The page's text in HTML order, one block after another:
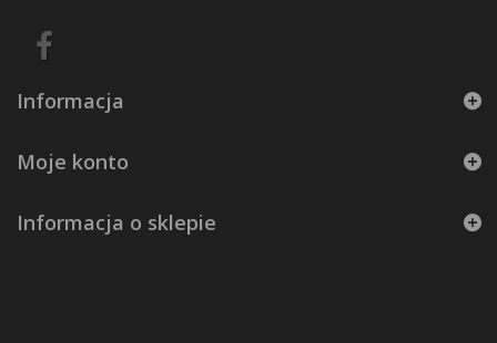
Informacja
Moje konto
Informacja o sklepie